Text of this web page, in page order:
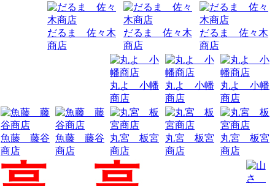
だるま 佐々木
商店
だるま 佐々木
商店
だるま 佐々木
商店
丸よ 小幡
商店
丸よ 小幡
商店
丸よ 小幡
商店
魚藤 藤谷
商店
魚藤 藤谷
商店
丸宮 板宮
商店
丸宮 板宮
商店
丸宮 板宮
商店